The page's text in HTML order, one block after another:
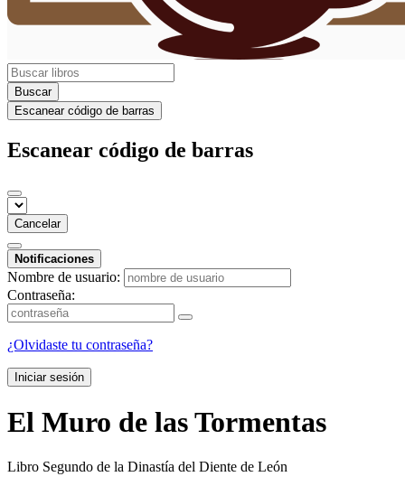
Buscar
Escanear código de barras
Escanear código de barras
Cancelar
Notificaciones
Nombre de usuario:
Contraseña:
¿Olvidaste tu contraseña?
Iniciar sesión
El Muro de las Tormentas
Libro Segundo de la Dinastía del Diente de León